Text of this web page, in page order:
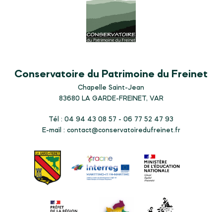
Conservatoire du Patrimoine du Freinet
Chapelle Saint-Jean
83680 LA GARDE-FREINET, VAR
Tél : 04 94 43 08 57 - 06 77 52 47 93
E-mail : contact@conservatoiredufreinet.fr